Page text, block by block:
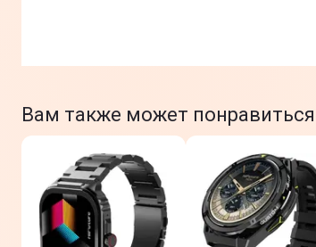
Вам также может понравиться